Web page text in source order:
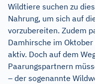
Wildtiere suchen zu
Nahrung, um sich auf
vorzubereiten. Zudem
Damhirsche im
aktiv. Doch auf dem
Paarungspartnern
– der sogenannte